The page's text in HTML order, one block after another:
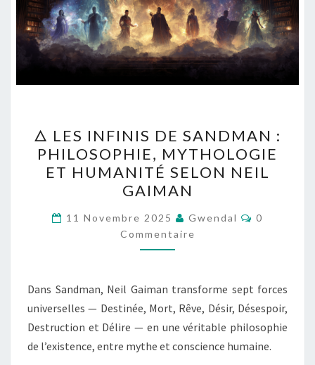
LES
INFINIS
DE
SANDMAN
:
PHILOSOPHIE,
MYTHOLOGIE
HUMANITÉ
SELON
NEIL
GAIMAN
🜂 LES INFINIS DE SANDMAN :
PHILOSOPHIE, MYTHOLOGIE
ET HUMANITÉ SELON NEIL
GAIMAN
11 Novembre 2025 Gwendal
0
Commentaire
Dans Sandman, Neil Gaiman transforme sept forces
universelles — Destinée, Mort, Rêve, Désir, Désespoir,
Destruction et Délire — en une véritable philosophie
de l’existence, entre mythe et conscience humaine.